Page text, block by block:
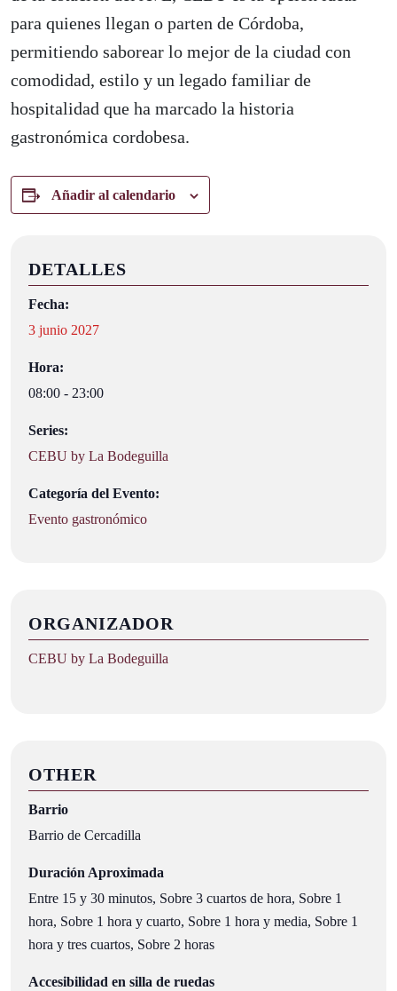
para quienes llegan o parten de Córdoba,
permitiendo saborear lo mejor de la ciudad con
comodidad, estilo y un legado familiar de
hospitalidad que ha marcado la historia
gastronómica cordobesa.
Añadir al calendario
DETALLES
Fecha:
3 junio 2027
Hora:
08:00 - 23:00
Series:
CEBU by La Bodeguilla
Categoría del Evento:
Evento gastronómico
ORGANIZADOR
CEBU by La Bodeguilla
OTHER
Barrio
Barrio de Cercadilla
Duración Aproximada
Entre 15 y 30 minutos, Sobre 3 cuartos de hora, Sobre 1
hora, Sobre 1 hora y cuarto, Sobre 1 hora y media, Sobre 1
hora y tres cuartos, Sobre 2 horas
Accesibilidad en silla de ruedas